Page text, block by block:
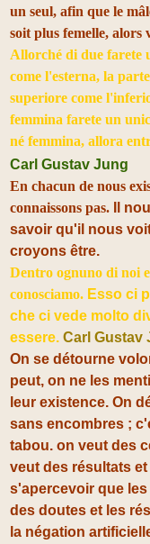
un seul, afin que le
soit plus femelle, alors
Allorché di due farete
come l'esterna, la
superiore come
femmina farete un
né femmina, allora
Carl Gustav Jung
En chacun de nous
connaissons pas.
Il
savoir qu'il nous
croyons être.
Dentro ognuno di noi
conosciamo. Esso ci
che ci vede molto
essere. Carl Gustav
On se détourne
peut, on ne les
leur existence. On
sans encombres ;
tabou. on veut des
veut des résultats
s'apercevoir que
des doutes et les
la négation